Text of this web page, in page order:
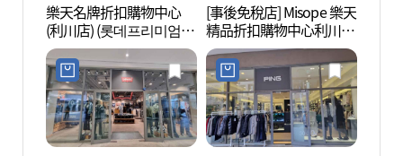
樂天名牌折扣購物中心
(利川店) (롯데프리미엄아
울렛 이천점)
[事後免稅店] Misope 樂天
精品折扣購物中心利川店
(미소페 롯데프리미엄아
울렛 이천점)